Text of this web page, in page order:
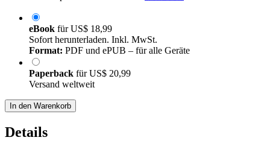
eBook fürUS$ 18,99
Sofort herunterladen. Inkl. MwSt.
Format: PDF und ePUB – für alle Geräte
Paperback fürUS$ 20,99
Versand weltweit
In den Warenkorb
Details